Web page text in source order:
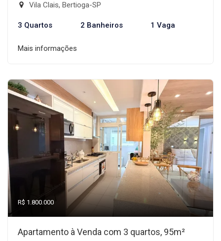
Vila Clais, Bertioga-SP
3 Quartos 2 Banheiros 1 Vaga
Mais informações
R$ 1.800.000
Apartamento à Venda com 3 quartos, 95m²